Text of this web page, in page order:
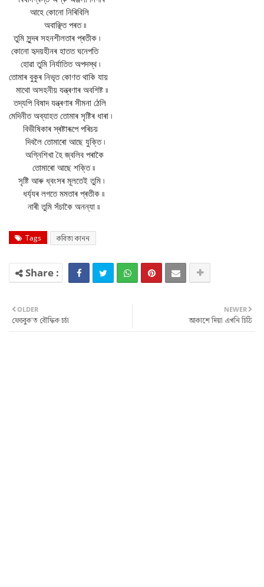
আহে কোনো নিৰিবিলি
অবাঞ্ছিত পৰত ৷৷
তুমি সুন্দৰ সহনশীলতাৰ প্ৰতীক ৷
কোনো হৃদয়হীনৰ হাতত ঘনেপতি
হোৱা তুমি নিৰ্যাতিত অপদস্থ ৷
তোমাৰ বুকুৰ নিভৃত কোণত থাকি যায়
মাথো অসহনীয় যন্ত্ৰণাৰ অবশিষ্ট ৷৷
তদ্যপি বিষাদ যন্ত্ৰণাৰ সীমনা ঠেলি
মেদিনীত অব্যাহত তোমাৰ সৃষ্টিৰ ধাৰা ৷
বিভীষিকাৰ স্ৰষ্টাৰূপে পৰিচয়
দিবলৈ তোমাৰো আছে যুক্তি ৷
অগ্নিশিখা হৈ জ্বলিব পৰাকৈ
তোমাৰো আছে শক্তি ৷৷
সৃষ্টি আৰু ধ্বংসৰ মূলতেই তুমি ৷
ধৰ্য্যৰ লগতে মমতাৰ প্ৰতীক ৷৷
নাৰী তুমি সঁচাকৈ অনন্যা ৷৷
Tags কবিতা কানন
NEWER
আকাশে দিয়া এখনি চিঠি
OLDER
ফেচবুক'ত বৌদ্ধিক চৰ্চা